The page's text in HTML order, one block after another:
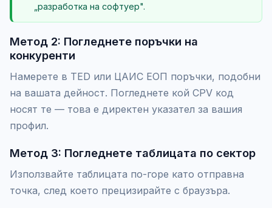
„разработка на софтуер".
Метод 2: Погледнете поръчки на
конкуренти
Намерете в TED или ЦАИС ЕОП поръчки, подобни
на вашата дейност. Погледнете кой CPV код
носят те — това е директен указател за вашия
профил.
Метод 3: Погледнете таблицата по сектор
Използвайте таблицата по-горе като отправна
точка, след което прецизирайте с браузъра.